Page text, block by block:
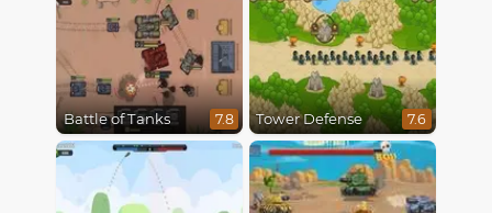
Battle of Tanks 7.8 Tower Defense 7.6